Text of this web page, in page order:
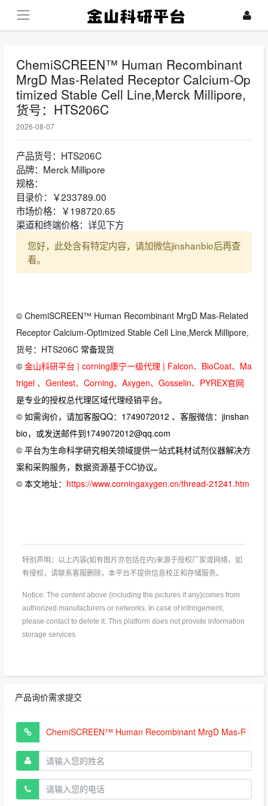
ChemiSCREEN™ Human Recombinant
MrgD Mas-Related Receptor Calcium-Op
timized Stable Cell Line,Merck Millipore,
货号：HTS206C
2026-08-07
产品货号：HTS206C
品牌：Merck Millipore
规格：
目录价：￥233789.00
市场价格：￥198720.65
渠道和终端价格：详见下方
您好，此处含有特定内容，请加微信jinshanbio后再查
看。
© ChemiSCREEN™ Human Recombinant MrgD Mas-Related
Receptor Calcium-Optimized Stable Cell Line,Merck Millipore,
货号：HTS206C 常备现货
© 金山科研平台 | corning康宁一级代理 | Falcon、BioCoat、Ma
trigel 、Gentest、Corning、Axygen、Gosselin、PYREX官网
是专业的授权总代理区域代理经销平台。
© 如需询价，请加客服QQ：1749072012 、客服微信：jinshan
bio，或发送邮件到1749072012@qq.com
© 平台为生命科学研究相关领域提供一站式耗材试剂仪器解决方
案和采购服务，数据资源基于CC协议。
© 本文地址： https://www.corningaxygen.cn/thread-21241.htm
特别声明：以上内容(如有图片亦包括在内)来源于授权厂家或网络，如
有侵权，请联系客服删除，本平台不提供信息校正和存储服务。
Notice: The content above (including the pictures if any)comes from
authorized manufacturers or networks. In case of infringement,
please contact to delete it. This platform does not provide information
storage services.
产品询价需求提交